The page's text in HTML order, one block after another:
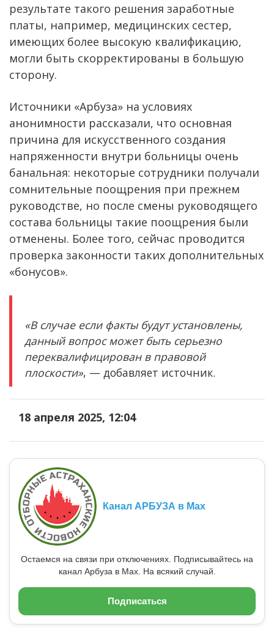
результате такого решения заработные
платы, например, медицинских сестер,
имеющих более высокую квалификацию,
могли быть скорректированы в большую
сторону.
Источники «Арбуза» на условиях
анонимности рассказали, что основная
причина для искусственного создания
напряженности внутри больницы очень
банальная: некоторые сотрудники получали
сомнительные поощрения при прежнем
руководстве, но после смены руководящего
состава больницы такие поощрения были
отменены. Более того, сейчас проводится
проверка законности таких дополнительных
«бонусов».
«В случае если факты будут установлены,
данный вопрос может быть серьезно
переквалифицирован в правовой
плоскости», — добавляет источник.
18 апреля 2025, 12:04
Канал АРБУЗА в Max
Остаемся на связи при отключениях. Подписывайтесь на
канал Арбуза в Max. На всякий случай.
Подписаться